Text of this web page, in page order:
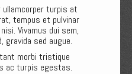
ullamcorper turpis at
tempus et pulvinar
Vivamus dui sem,
gravida sed augue.
morbi tristique
ac turpis egestas.